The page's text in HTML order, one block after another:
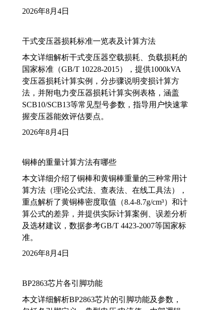
2026年8月4日
干式变压器损耗标准一览表及计算方法
本文详细解析干式变压器空载损耗、负载损耗的
国家标准（GB/T 10228-2015），提供1000kVA
变压器损耗计算实例，分步骤说明变损计算方
法，并附电力变压器损耗计算实例表格，涵盖
SCB10/SCB13等常见型号参数，指导用户快速掌
握变压器能效评估要点。
2026年8月4日
铜棒的重量计算方法有哪些
本文详细介绍了铜棒和黄铜棒重量的三种常用计
算方法（理论公式法、查表法、在线工具法），
重点解析了黄铜棒密度取值（8.4-8.7g/cm³）和计
算公式的差异，并提供实际计算案例、误差分析
及选材建议，数据参考GB/T 4423-2007等国家标
准。
2026年8月4日
BP2863芯片各引脚功能
本文详细解析BP2863芯片的引脚功能及参数，